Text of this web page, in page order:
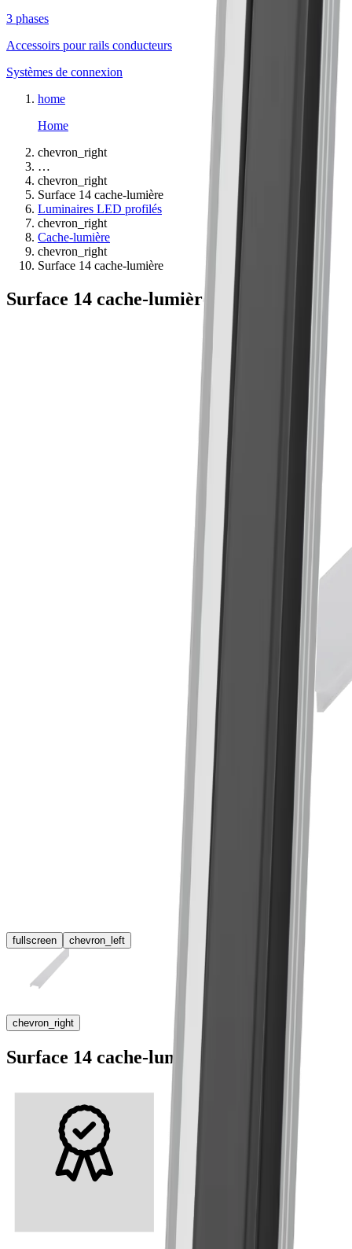
3 phases
Accessoirs pour rails conducteurs
Systèmes de connexion
home
Home
chevron_right
…
chevron_right
Surface 14 cache-lumière
Luminaires LED profilés
chevron_right
Cache-lumière
chevron_right
Surface 14 cache-lumière
Surface 14 cache-lumière
fullscreen chevron_left
chevron_right
Surface 14 cache-lumière